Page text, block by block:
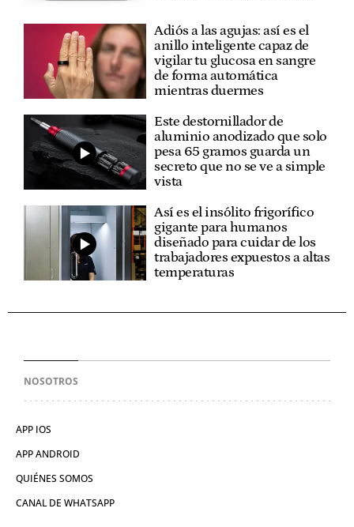
Adiós a las agujas: así es el
anillo inteligente capaz de
vigilar tu glucosa en sangre
de forma automática
mientras duermes
Este destornillador de
aluminio anodizado que solo
pesa 65 gramos guarda un
secreto que no se ve a simple
vista
Así es el insólito frigorífico
gigante para humanos
diseñado para cuidar de los
trabajadores expuestos a altas
temperaturas
NOSOTROS
APP IOS
APP ANDROID
QUIÉNES SOMOS
CANAL DE WHATSAPP